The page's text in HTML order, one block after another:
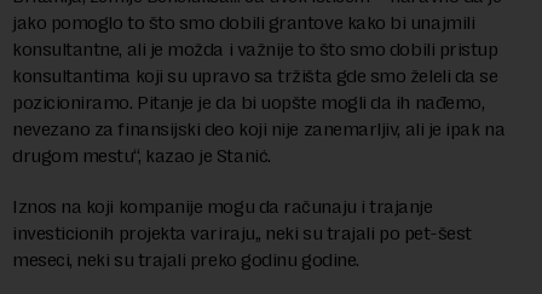
jako pomoglo to što smo dobili grantove kako bi unajmili
konsultantne, ali je možda i važnije to što smo dobili pristup
konsultantima koji su upravo sa tržišta gde smo želeli da se
pozicioniramo. Pitanje je da bi uopšte mogli da ih nađemo,
nevezano za finansijski deo koji nije zanemarljiv, ali je ipak na
drugom mestu“, kazao je Stanić.
Iznos na koji kompanije mogu da računaju i trajanje
investicionih projekta variraju,, neki su trajali po pet-šest
meseci, neki su trajali preko godinu godine.